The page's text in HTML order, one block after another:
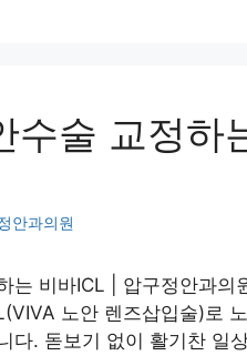
수술 교정하
안과의원
는 비바ICL | 압구정안과
노안 렌즈삽입술)로
다. 돋보기 없이 활기찬 일